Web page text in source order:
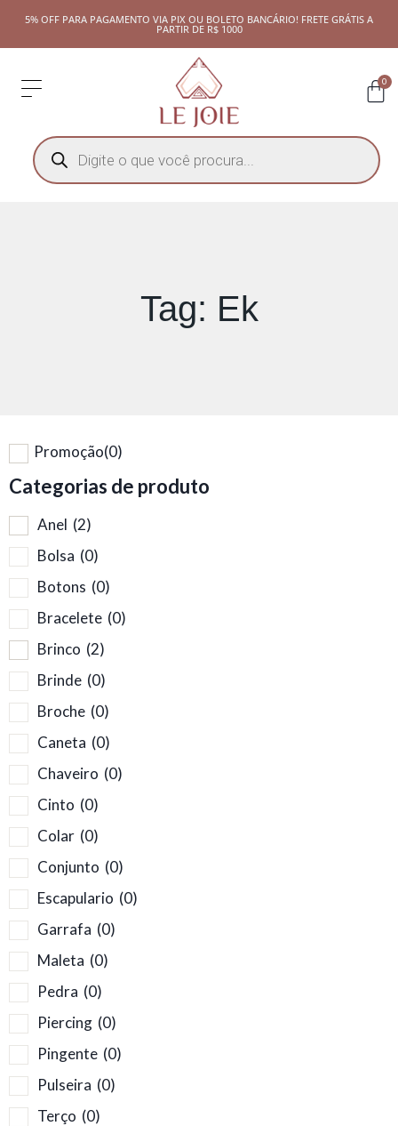
5% OFF PARA PAGAMENTO VIA PIX OU BOLETO BANCÁRIO! FRETE GRÁTIS A
PARTIR DE R$ 1000
0
Tag: Ek
Promoção(0)
Categorias de produto
Anel (2)
Bolsa (0)
Botons (0)
Bracelete (0)
Brinco (2)
Brinde (0)
Broche (0)
Caneta (0)
Chaveiro (0)
Cinto (0)
Colar (0)
Conjunto (0)
Escapulario (0)
Garrafa (0)
Maleta (0)
Pedra (0)
Piercing (0)
Pingente (0)
Pulseira (0)
Terço (0)